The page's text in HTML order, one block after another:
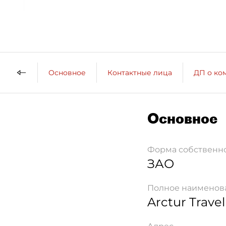
Основное Контактные лица ДП о
Основное
Форма
ЗАО
Полное
Arctur Travel